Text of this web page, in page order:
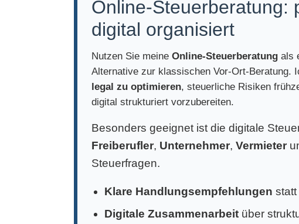
Online-Steuerberatung:
digital organisiert
Nutzen Sie meine Online-Steuerberatung als
Alternative zur klassischen Vor-Ort-Beratung.
legal zu optimieren, steuerliche Risiken
digital strukturiert vorzubereiten.
Besonders geeignet ist die digitale
Freiberufler, Unternehmer, Vermieter
Steuerfragen.
Klare Handlungsempfehlungen
Digitale Zusammenarbeit über